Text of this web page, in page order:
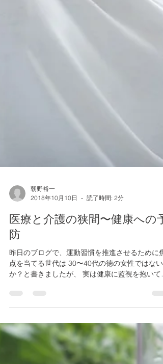
朝野裕一
2018年10月10日
読了時間: 2分
医療と介護の狭間〜健康への予
点を当てる世代は 30〜40代の徳の女性ではない
か？と書きましたが、 実は健康に監視を抱いてい
る70代以降の方々にも体力の増進は見られる も
の、個々に抱えている課題は色々ありそうです